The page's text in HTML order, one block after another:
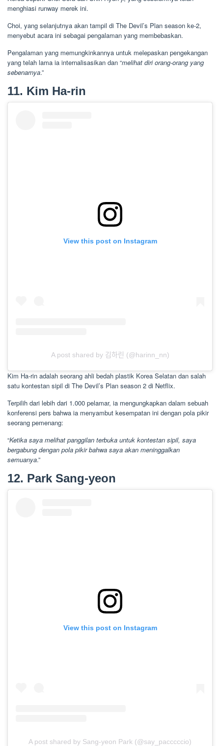
menghiasi runway merek ini.
Choi, yang selanjutnya akan tampil di The Devil’s Plan season ke-2,
menyebut acara ini sebagai pengalaman yang membebaskan.
Pengalaman yang memungkinkannya untuk melepaskan pengekangan
yang telah lama ia internalisasikan dan “melihat diri orang-orang yang
sebenarnya.”
11. Kim Ha-rin
View this post on Instagram
A post shared by 김하린 (@harinn_nn)
Kim Ha-rin adalah seorang ahli bedah plastik Korea Selatan dan salah
satu kontestan sipil di The Devil’s Plan season 2 di Netflix.
Terpilih dari lebih dari 1.000 pelamar, ia mengungkapkan dalam sebuah
konferensi pers bahwa ia menyambut kesempatan ini dengan pola pikir
seorang pemenang:
“Ketika saya melihat panggilan terbuka untuk kontestan sipil, saya
bergabung dengan pola pikir bahwa saya akan meninggalkan
semuanya.”
12. Park Sang-yeon
View this post on Instagram
A post shared by Sang-yeon Park (@say_pacccccio)